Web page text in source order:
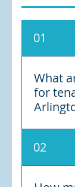
01
What
for
There
govern
02